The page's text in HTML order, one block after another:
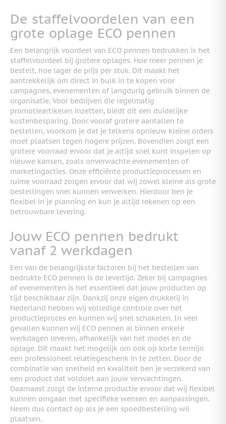
De staffelvoordelen van een
grote oplage ECO pennen
Een belangrijk voordeel van ECO pennen bedrukken is het
staffelvoordeel bij grotere oplages. Hoe meer pennen je
bestelt, hoe lager de prijs per stuk. Dit maakt het
aantrekkelijk om direct in bulk in te kopen voor
campagnes, evenementen of langdurig gebruik binnen de
organisatie. Voor bedrijven die regelmatig
promotieartikelen inzetten, biedt dit een duidelijke
kostenbesparing. Door vooraf grotere aantallen te
bestellen, voorkom je dat je telkens opnieuw kleine orders
moet plaatsen tegen hogere prijzen. Bovendien zorgt een
grotere voorraad ervoor dat je altijd snel kunt inspelen op
nieuwe kansen, zoals onverwachte evenementen of
marketingacties. Onze efficiënte productieprocessen en
ruime voorraad zorgen ervoor dat wij zowel kleine als grote
bestellingen snel kunnen verwerken. Hierdoor ben je
flexibel in je planning en kun je altijd rekenen op een
betrouwbare levering.
Jouw ECO pennen bedrukt
vanaf 2 werkdagen
Een van de belangrijkste factoren bij het bestellen van
bedrukte ECO pennen is de levertijd. Zeker bij campagnes
of evenementen is het essentieel dat jouw producten op
tijd beschikbaar zijn. Dankzij onze eigen drukkerij in
Nederland hebben wij volledige controle over het
productieproces en kunnen wij snel schakelen. In veel
gevallen kunnen wij ECO pennen al binnen enkele
werkdagen leveren, afhankelijk van het model en de
oplage. Dit maakt het mogelijk om ook op korte termijn
een professioneel relatiegeschenk in te zetten. Door de
combinatie van snelheid en kwaliteit ben je verzekerd van
een product dat voldoet aan jouw verwachtingen.
Daarnaast zorgt de interne productie ervoor dat wij flexibel
kunnen omgaan met specifieke wensen en aanpassingen.
Neem dus contact op als je een spoedbestelling wil
plaatsen.